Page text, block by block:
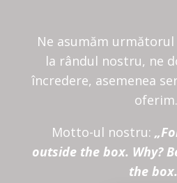
Ne asumăm
la rândul nostru, ne
încredere, asemenea
oferim.
Motto-ul nostru:
outside the box. Why?
the